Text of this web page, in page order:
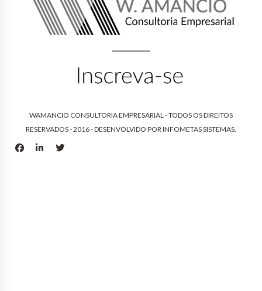
WAMANCIO CONSULTORIA EMPRESARIAL - TODOS OS DIREITOS
RESERVADOS - 2016 - DESENVOLVIDO POR INFOMETAS SISTEMAS